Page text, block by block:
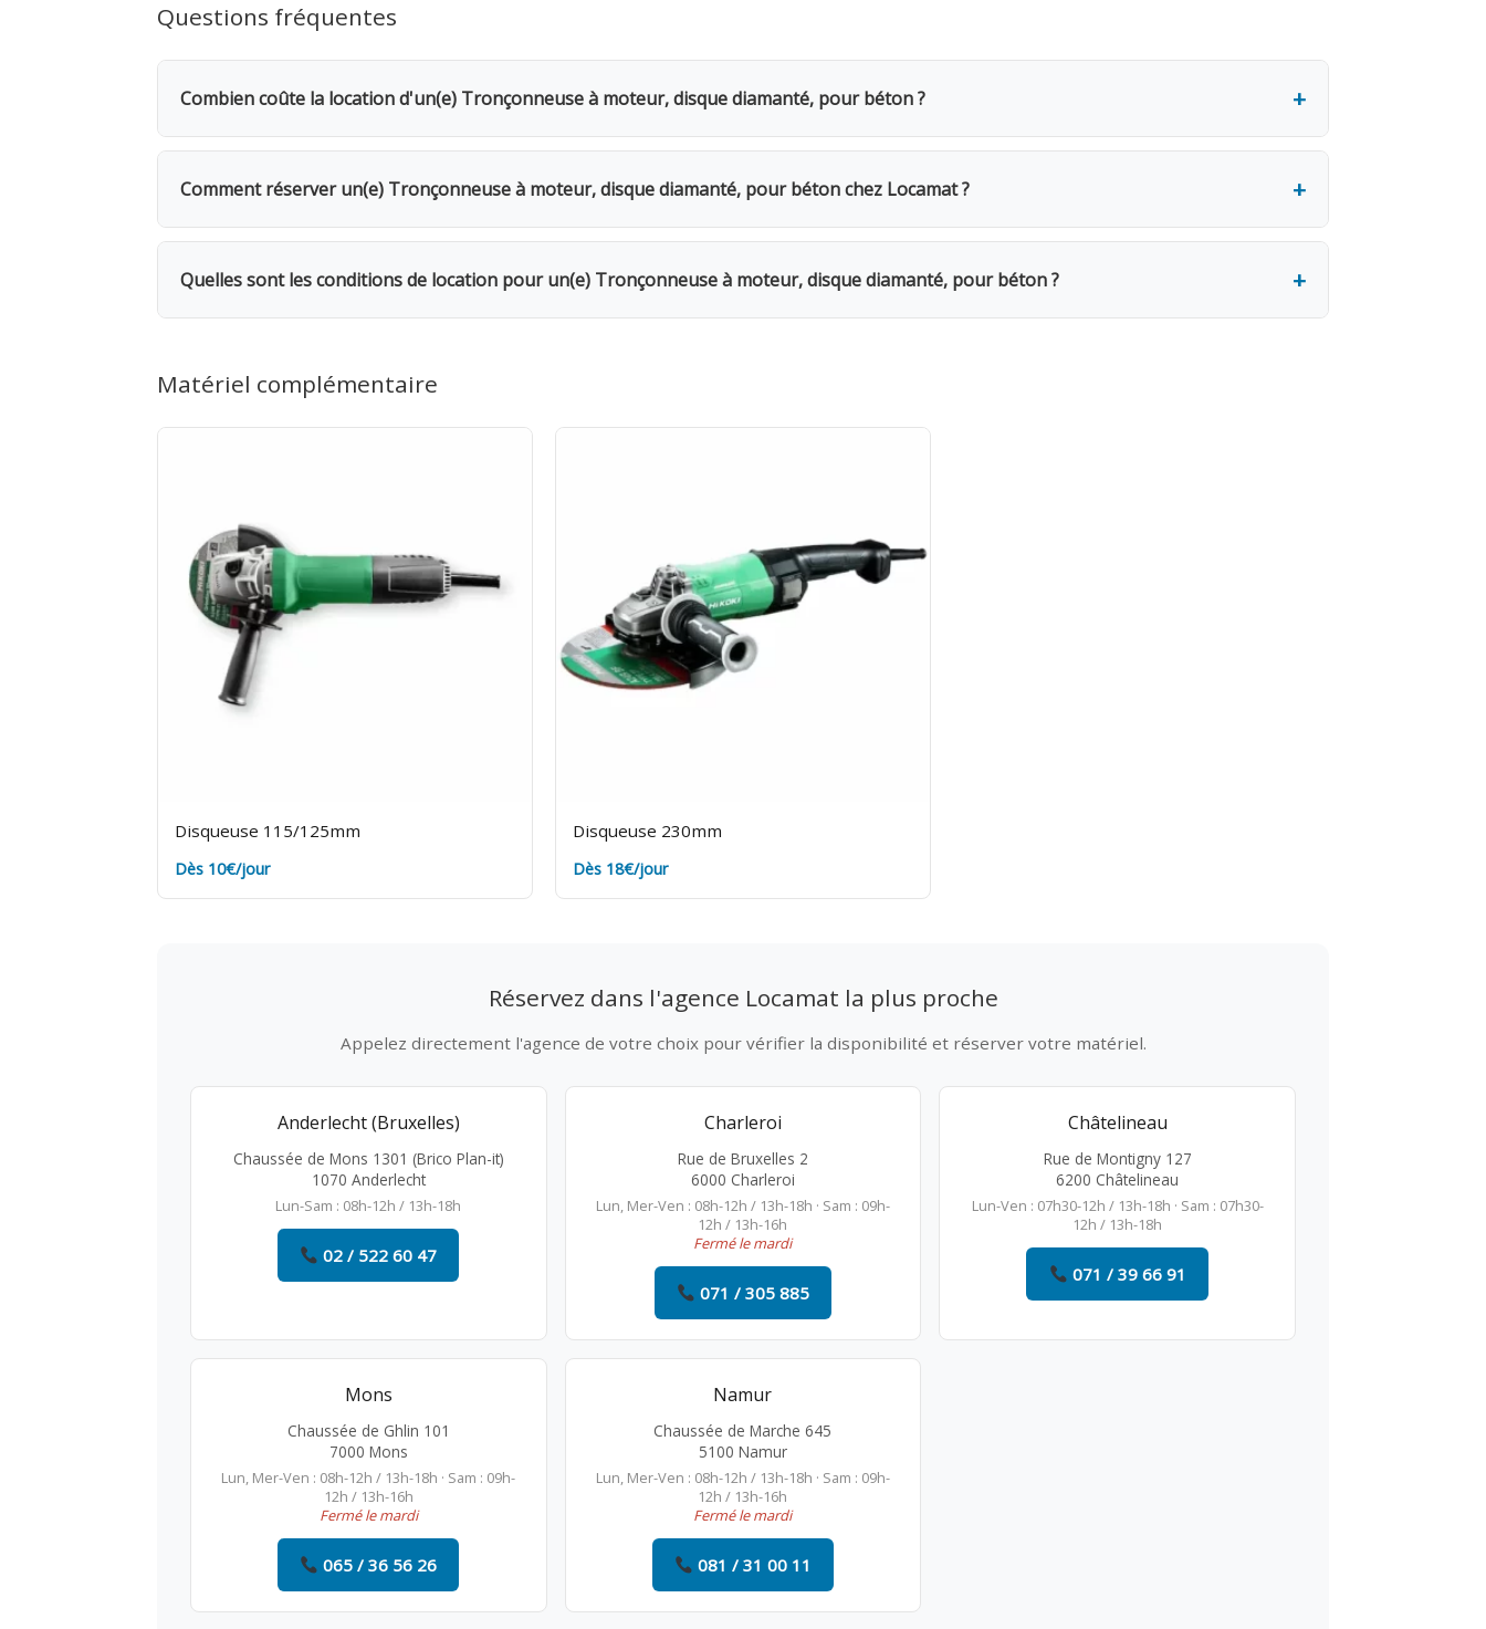
Questions fréquentes
Combien coûte la location d'un(e) Tronçonneuse à moteur, disque diamanté, pour béton ?
La location d'un(e) Tronçonneuse à moteur, disque diamanté, pour béton coûte 37€ TVAC par jour (30.58€ HTVA). Une caution de 350€
est demandée. Dès le 2e jour, bénéficiez d'une remise de 20%. Pour une semaine complète, seuls 4 jours sont facturés. Pour un mois, 12
Comment réserver un(e) Tronçonneuse à moteur, disque diamanté, pour béton chez Locamat ?
Rendez-vous dans l'une de nos 5 agences en Belgique ou appelez-nous pour vérifier la disponibilité. Le retrait se fait sur place le jour
même, avec possibilité de livraison sur votre chantier. Le moteur thermique offre une mobilité totale sur chantier. Arrosez la zone de
coupe si possible pou
Quelles sont les conditions de location pour un(e) Tronçonneuse à moteur, disque diamanté, pour béton ?
Rapportez le matériel dépoussiéré. Assurance bris de machine en option.
Matériel complémentaire
Disqueuse 115/125mm
Dès 10€/jour
Disqueuse 230mm
Dès 18€/jour
Réservez dans l'agence Locamat la plus proche
Appelez directement l'agence de votre choix pour vérifier la disponibilité et réserver votre matériel.
Anderlecht (Bruxelles)
Chaussée de Mons 1301 (Brico Plan-it)
1070 Anderlecht
Lun-Sam : 08h-12h / 13h-18h
02 / 522 60 47
Charleroi
Rue de Bruxelles 2
6000 Charleroi
Lun, Mer-Ven : 08h-12h / 13h-18h · Sam : 09h-
12h / 13h-16h
Fermé le mardi
071 / 305 885
Châtelineau
Rue de Montigny 127
6200 Châtelineau
Lun-Ven : 07h30-12h / 13h-18h · Sam : 07h30-
12h / 13h-18h
071 / 39 66 91
Mons
Chaussée de Ghlin 101
7000 Mons
Lun, Mer-Ven : 08h-12h / 13h-18h · Sam : 09h-
12h / 13h-16h
Fermé le mardi
065 / 36 56 26
Namur
Chaussée de Marche 645
5100 Namur
Lun, Mer-Ven : 08h-12h / 13h-18h · Sam : 09h-
12h / 13h-16h
Fermé le mardi
081 / 31 00 11